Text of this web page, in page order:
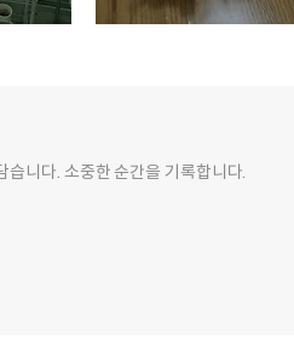
니다. 소중한 순간을 기록합니다.